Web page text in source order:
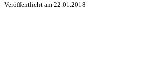
Veröffentlicht am 22.01.2018